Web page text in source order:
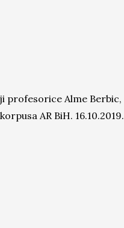
profesorice Alme Berbic,
AR BiH. 16.10.2019.